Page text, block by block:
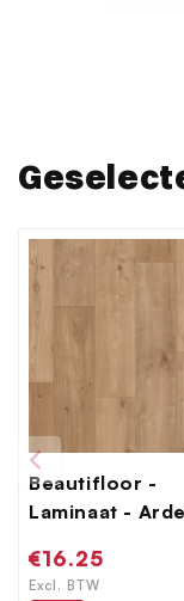
Beautifloor -
Laminaat -
Normale
prijs
€16.25
Excl. BTW